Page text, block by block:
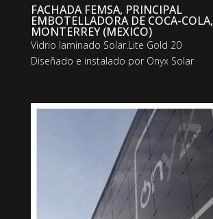
FACHADA FEMSA, PRINCIPAL
EMBOTELLADORA DE COCA-COLA,
MONTERREY (MEXICO)
Vidrio laminado Solar.Lite Gold 20
Diseñado e instalado por Onyx Solar